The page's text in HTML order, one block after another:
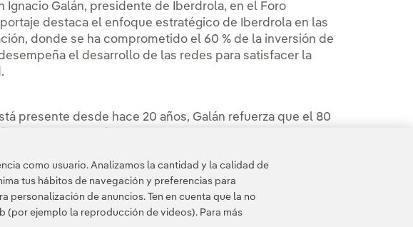
Ignacio Galán, presidente de Iberdrola, en el Foro
destaca el enfoque estratégico de Iberdrola en las
donde se ha comprometido el 60 % de la inversión de
el desarrollo de las redes para satisfacer la
presente desde hace 20 años, Galán refuerza que el 80
con anteriores gobiernos, incluso bajo la anterior
su optimismo sobre el futuro.
como usuario. Analizamos la cantidad y la calidad de
tus hábitos de navegación y preferencias para
personalización de anuncios. Ten en cuenta que la no
(por ejemplo la reproducción de videos). Para más